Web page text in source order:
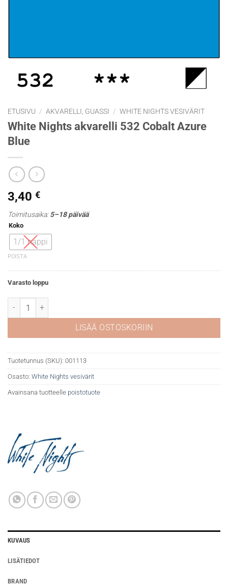
ETUSIVU / AKVARELLI, GUASSI / WHITE NIGHTS VESIVÄRIT
White Nights akvarelli 532 Cobalt Azure
Blue
3,40 €
Toimitusaika:5–18 päivää
Koko
1/1 nappi
POISTA
Varasto loppu
White Nights akvarelli 532 Cobalt Azure Blue määrä
LISÄÄ OSTOSKORIIN
Tuotetunnus (SKU): 001113
Osasto: White Nights vesivärit
Avainsana tuotteelle poistotuote
KUVAUS
LISÄTIEDOT
BRAND